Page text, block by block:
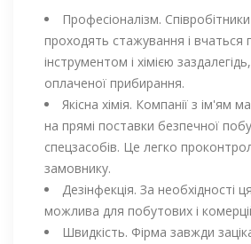
Професіоналізм.
проходять стажування і вчаться
інструментом і хімією
оплаченої прибирання.
Якісна хімія. Компанії з ім'ям
на прямі поставки безпечної
спецзасобів. Це легко
замовнику.
Дезінфекція. За необхідності
можлива для побутових і
Швидкість. Фірма завжди